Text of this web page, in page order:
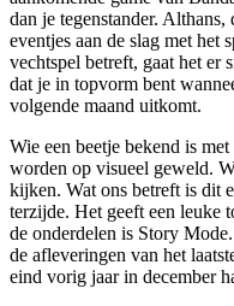
dan je tegenstander.
eventjes aan de slag met het
vechtspel betreft, gaat het er
dat je in topvorm bent
volgende maand uitkomt.
Wie een beetje bekend is
worden op visueel geweld.
kijken. Wat ons betreft is dit
terzijde. Het geeft een leuke
de onderdelen is Story
de afleveringen van het
eind vorig jaar in december